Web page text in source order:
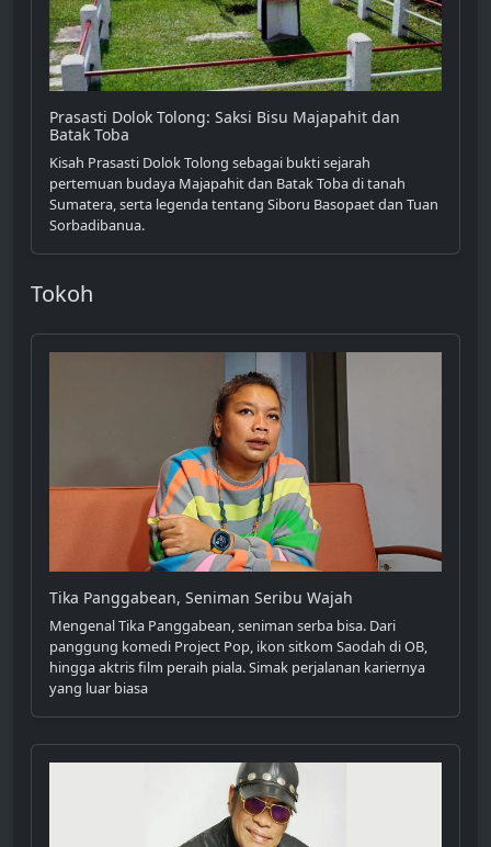
Prasasti Dolok Tolong: Saksi Bisu Majapahit dan
Batak Toba
Kisah Prasasti Dolok Tolong sebagai bukti sejarah
pertemuan budaya Majapahit dan Batak Toba di tanah
Sumatera, serta legenda tentang Siboru Basopaet dan Tuan
Sorbadibanua.
Tokoh
Tika Panggabean, Seniman Seribu Wajah
Mengenal Tika Panggabean, seniman serba bisa. Dari
panggung komedi Project Pop, ikon sitkom Saodah di OB,
hingga aktris film peraih piala. Simak perjalanan kariernya
yang luar biasa